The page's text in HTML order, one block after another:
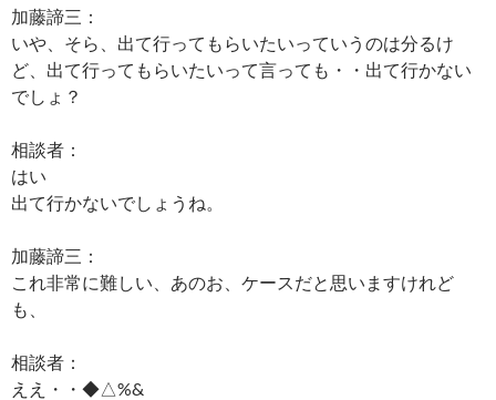
加藤諦三：
いや、そら、出て行ってもらいたいっていうのは分るけ
ど、出て行ってもらいたいって言っても・・出て行かない
でしょ？
相談者：
はい
出て行かないでしょうね。
加藤諦三：
これ非常に難しい、あのお、ケースだと思いますけれど
も、
相談者：
ええ・・◆△%&